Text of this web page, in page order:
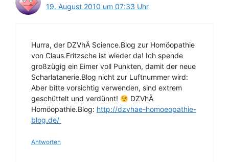
19. August 2010 um 07:33 Uhr
Hurra, der DZVhÄ Science.Blog zur Homöopathie
von Claus.Fritzsche ist wieder da! Ich spende
großzügig ein Eimer voll Punkten, damit der neue
Scharlatanerie.Blog nicht zur Luftnummer wird:
Aber bitte vorsichtig verwenden, sind extrem
geschüttelt und verdünnt!
DZVhÄ
Homöopathie.Blog: http://dzvhae-homoeopathie-
blog.de/
Antworten